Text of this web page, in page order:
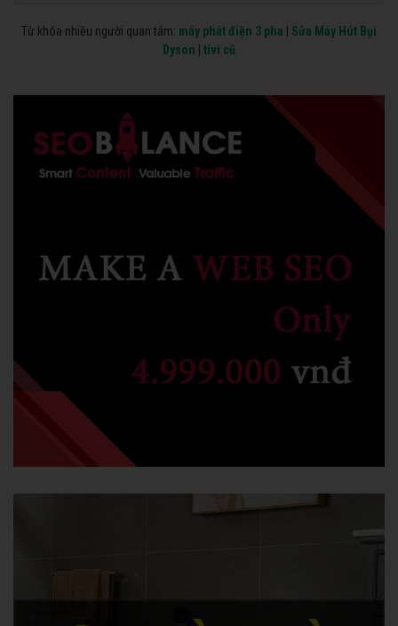
Từ khóa nhiều người quan tâm: máy phát điện 3 pha
Sửa Máy Hút Bụi
Dyson
tivi cũ